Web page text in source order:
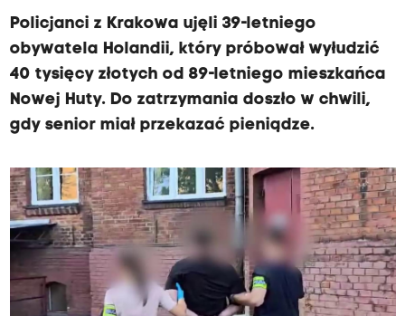
Policjanci z Krakowa ujęli 39-letniego
obywatela Holandii, który próbował wyłudzić
40 tysięcy złotych od 89-letniego mieszkańca
Nowej Huty. Do zatrzymania doszło w chwili,
gdy senior miał przekazać pieniądze.